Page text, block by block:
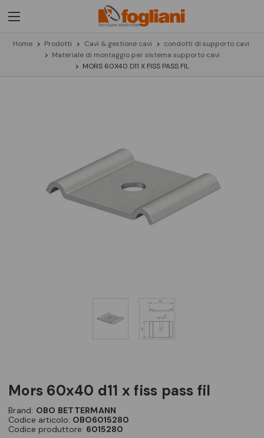
Home Prodotti Cavi & gestione cavi
condotti di supporto cavi
Materiale di montaggio per sistema supporto cavi
MORS 60X40 D11 X FISS PASS FIL
mors 60x40 d11 x fiss pass fil
Brand: OBO BETTERMANN
Codice articolo: OBO6015280
Codice produttore: 6015280